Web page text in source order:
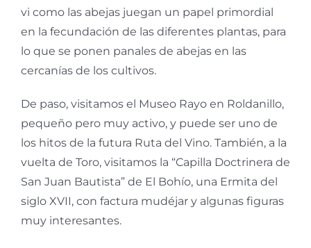
vi como las abejas juegan un papel primordial
en la fecundación de las diferentes plantas, para
lo que se ponen panales de abejas en las
cercanías de los cultivos.
De paso, visitamos el Museo Rayo en Roldanillo,
pequeño pero muy activo, y puede ser uno de
los hitos de la futura Ruta del Vino. También, a la
vuelta de Toro, visitamos la “Capilla Doctrinera de
San Juan Bautista” de El Bohío, una Ermita del
siglo XVII, con factura mudéjar y algunas figuras
muy interesantes.